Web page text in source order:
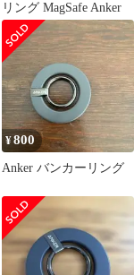
リング MagSafe Anker
¥800
Anker バンカーリング